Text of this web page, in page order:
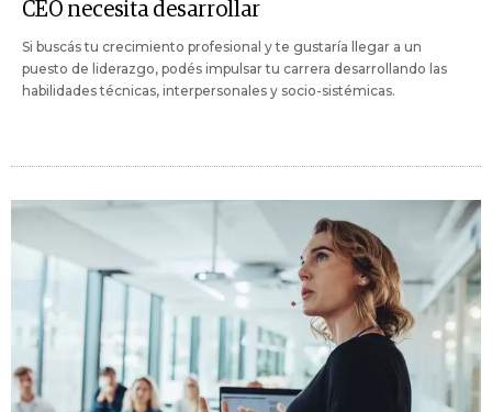
CEO necesita desarrollar
Si buscás tu crecimiento profesional y te gustaría llegar a un
puesto de liderazgo, podés impulsar tu carrera desarrollando las
habilidades técnicas, interpersonales y socio-sistémicas.